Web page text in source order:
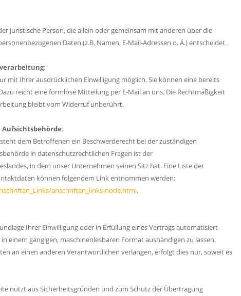
juristische Person, die allein oder gemeinsam mit anderen über die
Daten (z.B. Namen, E-Mail-Adressen o. Ä.) entscheidet.
:
mit Ihrer ausdrücklichen Einwilligung möglich. Sie können eine bereits
reicht eine formlose Mitteilung per E-Mail an uns. Die Rechtmäßigkeit
bleibt vom Widerruf unberührt.
:
dem Betroffenen ein Beschwerderecht bei der zuständigen
in datenschutzrechtlichen Fragen ist der
in dem unser Unternehmen seinen Sitz hat. Eine Liste der
können folgendem Link entnommen werden:
anschriften_links-node.html.
Ihrer Einwilligung oder in Erfüllung eines Vertrags automatisiert
einem gängigen, maschinenlesbaren Format aushändigen zu lassen.
an einen anderen Verantwortlichen verlangen, erfolgt dies nur, soweit es
nutzt aus Sicherheitsgründen und zum Schutz der Übertragung